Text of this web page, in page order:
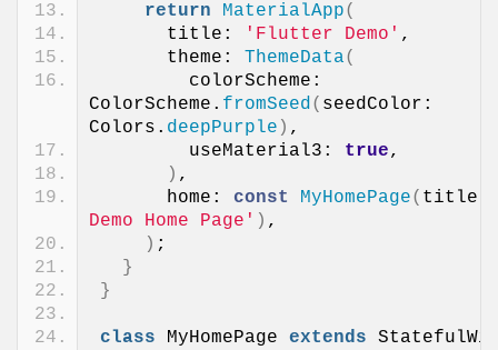
return
MaterialApp(
      title:
'Flutter Demo' ,
      theme:
ThemeData(
        colorScheme:
ColorScheme. fromSeed( seedColor:
Colors. deepPurple ) ,
        useMaterial3:
true,
) ,
      home:
const MyHomePage(
Demo Home Page' ) ,
) ;
}
}
class MyHomePage extends